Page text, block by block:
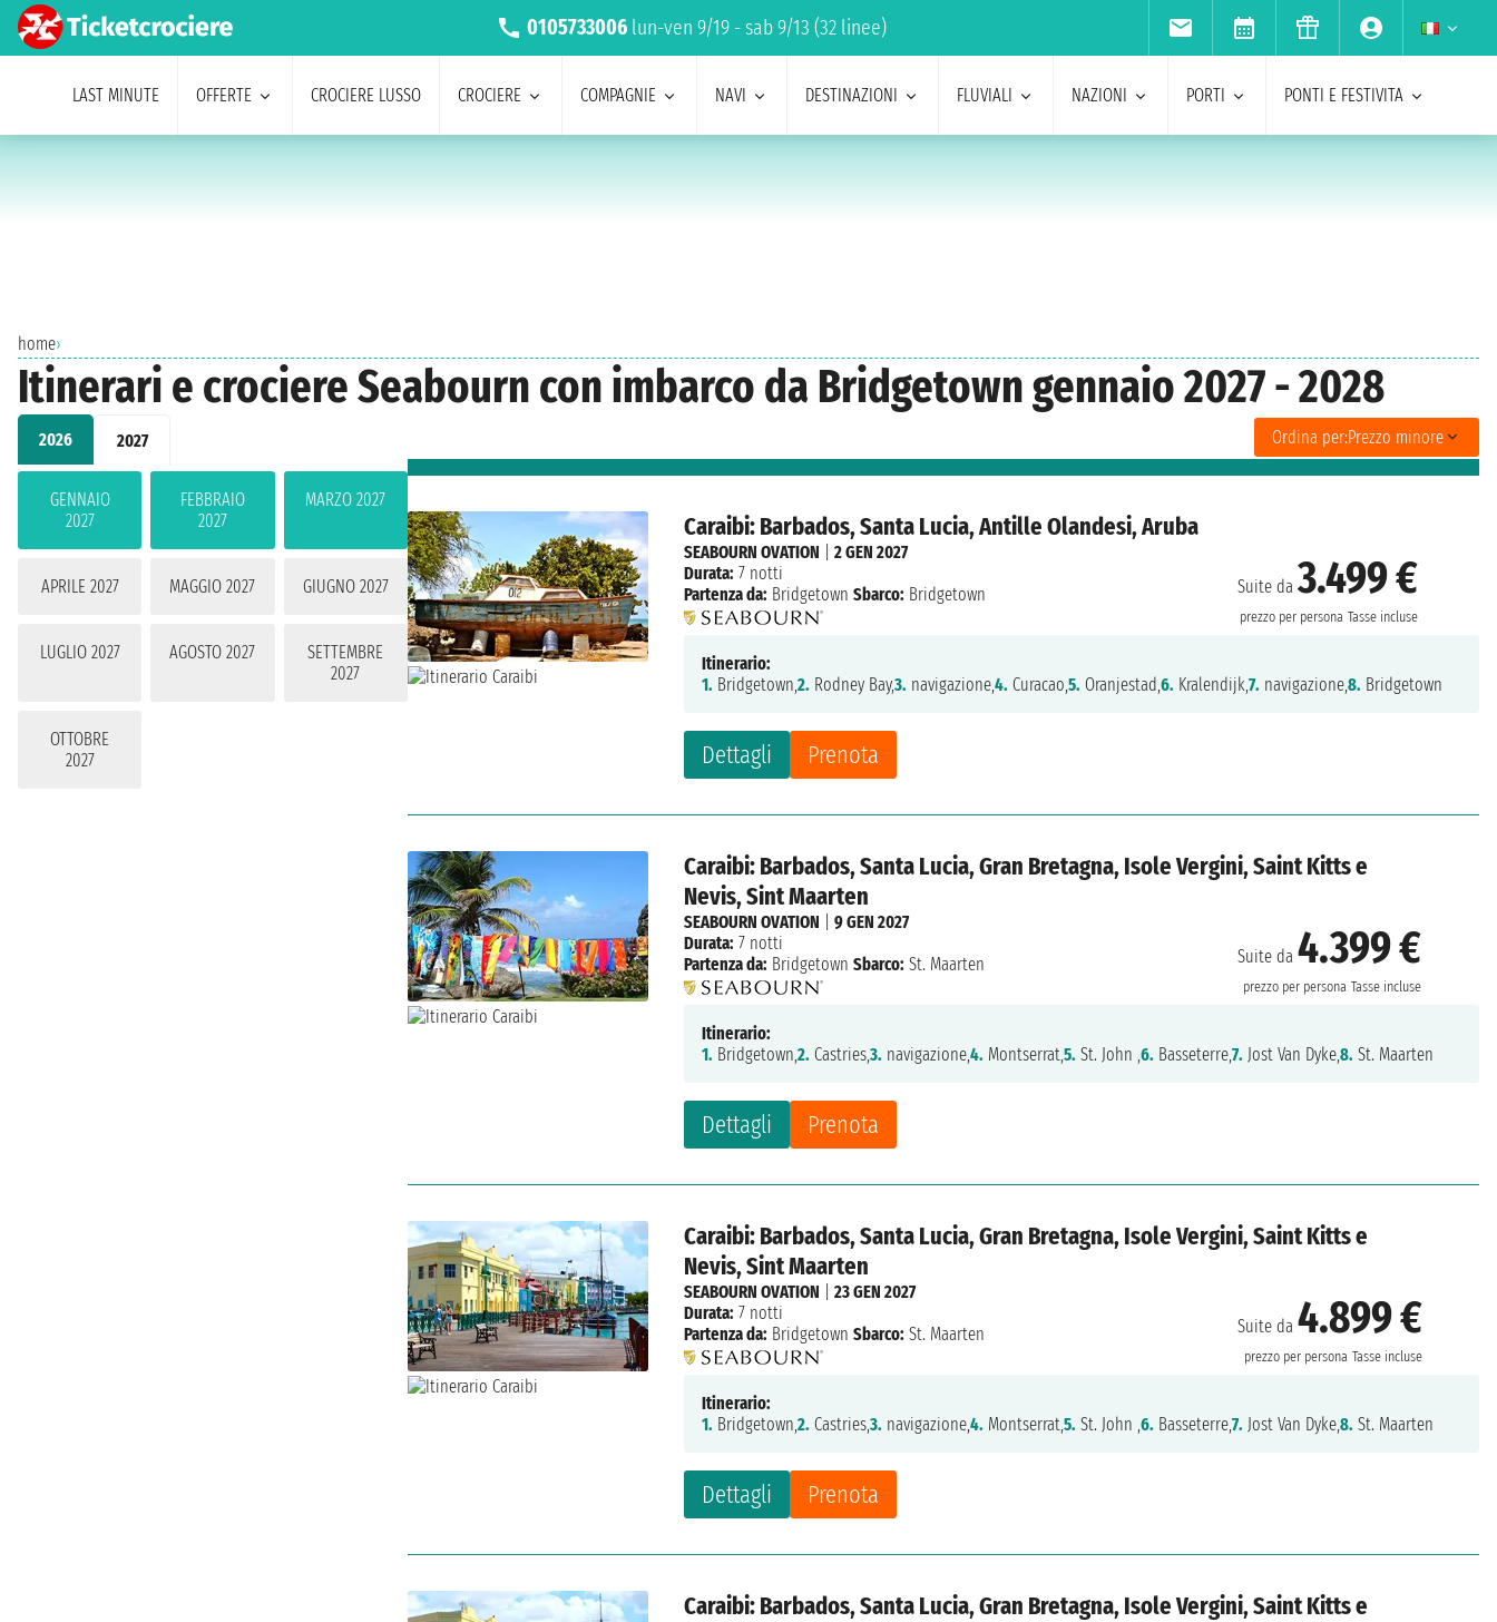
0105733006 lun-ven 9/19 - sab 9/13 (32 linee)
LAST MINUTE OFFERTE CROCIERE LUSSO CROCIERE COMPAGNIE NAVI DESTINAZIONI FLUVIALI NAZIONI PORTI PONTI E FESTIVITA
home›
Itinerari e crociere Seabourn con imbarco da Bridgetown gennaio 2027 - 2028
2026 2027
GENNAIO
2027
FEBBRAIO
2027
MARZO 2027
APRILE 2027 MAGGIO 2027 GIUGNO 2027
LUGLIO 2027 AGOSTO 2027
SETTEMBRE
2027
OTTOBRE
2027
Ordina per:Prezzo minore
Caraibi: Barbados, Santa Lucia, Antille Olandesi, Aruba
Suite da3.499 €
prezzo per persona Tasse incluse
Dettagli Prenota
SEABOURN OVATION |2 GEN 2027
Durata: 7 notti
Partenza da: Bridgetown Sbarco: Bridgetown
Itinerario:
1. Bridgetown,2. Rodney Bay,3. navigazione,4. Curacao,5. Oranjestad,6. Kralendijk,7. navigazione,8. Bridgetown
Caraibi: Barbados, Santa Lucia, Gran Bretagna, Isole Vergini, Saint Kitts e
Nevis, Sint Maarten
Suite da4.399 €
prezzo per persona Tasse incluse
Dettagli Prenota
SEABOURN OVATION |9 GEN 2027
Durata: 7 notti
Partenza da: Bridgetown Sbarco: St. Maarten
Itinerario:
1. Bridgetown,2. Castries,3. navigazione,4. Montserrat,5. St. John ,6. Basseterre,7. Jost Van Dyke,8. St. Maarten
Caraibi: Barbados, Santa Lucia, Gran Bretagna, Isole Vergini, Saint Kitts e
Nevis, Sint Maarten
Suite da4.899 €
prezzo per persona Tasse incluse
Dettagli Prenota
SEABOURN OVATION |23 GEN 2027
Durata: 7 notti
Partenza da: Bridgetown Sbarco: St. Maarten
Itinerario:
1. Bridgetown,2. Castries,3. navigazione,4. Montserrat,5. St. John ,6. Basseterre,7. Jost Van Dyke,8. St. Maarten
Caraibi: Barbados, Santa Lucia, Gran Bretagna, Isole Vergini, Saint Kitts e